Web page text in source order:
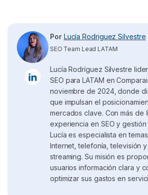
Por Lucía Rodriguez Silvestre
SEO Team Lead LATAM
Lucía Rodríguez Silvestre
SEO para LATAM en
noviembre de 2024, donde
que impulsan el
mercados clave. Con más de
experiencia en SEO y
Lucía es especialista en
Internet, telefonía, televisión
streaming. Su misión es
usuarios información clara y
optimizar sus gastos en